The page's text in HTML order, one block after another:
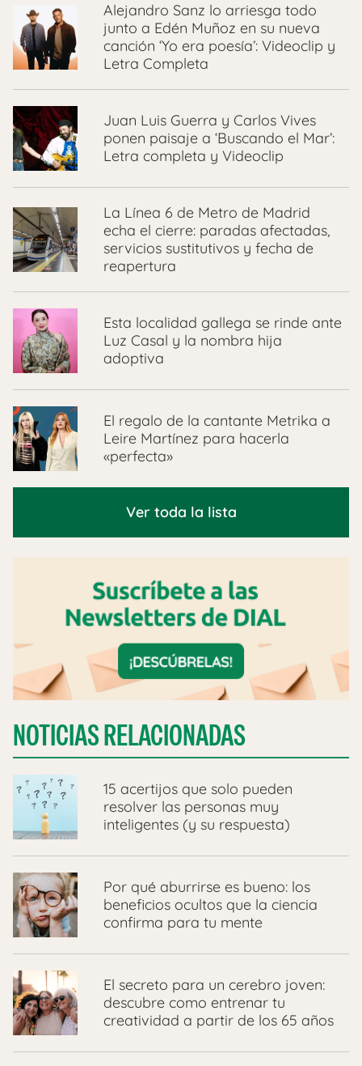
Alejandro Sanz lo arriesga todo
junto a Edén Muñoz en su nueva
canción ‘Yo era poesía’: Videoclip y
Letra Completa
Juan Luis Guerra y Carlos Vives
ponen paisaje a ‘Buscando el Mar’:
Letra completa y Videoclip
La Línea 6 de Metro de Madrid
echa el cierre: paradas afectadas,
servicios sustitutivos y fecha de
reapertura
Esta localidad gallega se rinde ante
Luz Casal y la nombra hija
adoptiva
El regalo de la cantante Metrika a
Leire Martínez para hacerla
«perfecta»
Ver toda la lista
NOTICIAS RELACIONADAS
15 acertijos que solo pueden
resolver las personas muy
inteligentes (y su respuesta)
Por qué aburrirse es bueno: los
beneficios ocultos que la ciencia
confirma para tu mente
El secreto para un cerebro joven:
descubre como entrenar tu
creatividad a partir de los 65 años